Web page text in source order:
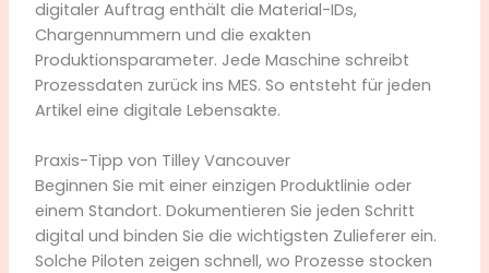
digitaler Auftrag enthält die Material-IDs,
Chargennummern und die exakten
Produktionsparameter. Jede Maschine schreibt
Prozessdaten zurück ins MES. So entsteht für jeden
Artikel eine digitale Lebensakte.
Praxis-Tipp von Tilley Vancouver
Beginnen Sie mit einer einzigen Produktlinie oder
einem Standort. Dokumentieren Sie jeden Schritt
digital und binden Sie die wichtigsten Zulieferer ein.
Solche Piloten zeigen schnell, wo Prozesse stocken